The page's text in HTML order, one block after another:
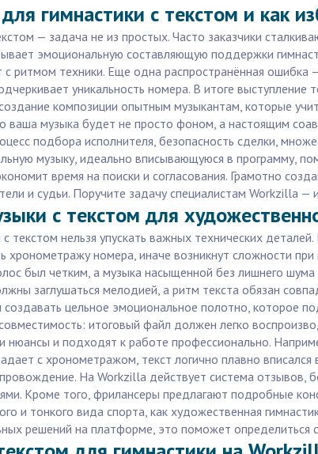
гимнастики с текстом и как
— задача не из простых. Часто заказчики
эмоциональную составляющую поддержки
ритмом техники. Еще одна распространённая
уникальность номера. В итоге выступление
композиции опытным музыкантам, которые
ваша музыка будет не просто фоном, а настоящим
подбора исполнителя, безопасность сделки,
музыку, идеально вписывающуюся в программу,
время на поиски и согласования. Грамотно
и судьи. Поручите задачу специалистам Workzilla
с текстом для
текстом нельзя упускать важных технических
номера, иначе возникнут сложности
был четким, а музыка насыщенной без лишнего
заглушаться мелодией, а ритм текста обязан
цельное эмоциональное полотно, которое
итоговый файл должен легко
и подходят к работе профессионально.
с хронометражом, текст логично плавно
На Workzilla действует система отзывов,
Кроме того, фрилансеры предлагают подробные
и тонкого вида спорта, как художественная
решений на платформе, это поможет определиться